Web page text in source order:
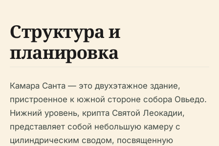
Структура и
планировка
Камара Санта — это двухэтажное здание,
пристроенное к южной стороне собора Овьедо.
Нижний уровень, крипта Святой Леокадии,
представляет собой небольшую камеру с
цилиндрическим сводом, посвященную